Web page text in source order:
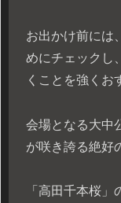
お出かけ前には
めにチェックし
くことを強くお
会場となる大中
が咲き誇る絶好
「高田千本桜